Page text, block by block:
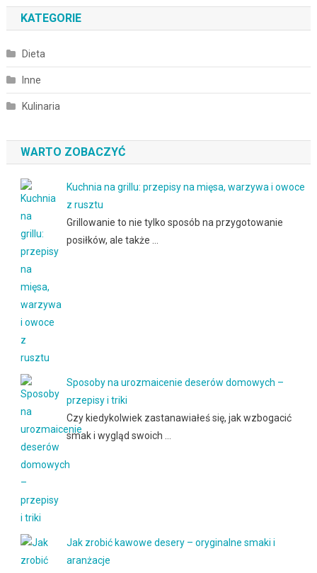
KATEGORIE
Dieta
Inne
Kulinaria
WARTO ZOBACZYĆ
Kuchnia na grillu: przepisy na mięsa, warzywa i owoce
z rusztu
Grillowanie to nie tylko sposób na przygotowanie
posiłków, ale także …
Sposoby na urozmaicenie deserów domowych –
przepisy i triki
Czy kiedykolwiek zastanawiałeś się, jak wzbogacić
smak i wygląd swoich …
Jak zrobić kawowe desery – oryginalne smaki i
aranżacje